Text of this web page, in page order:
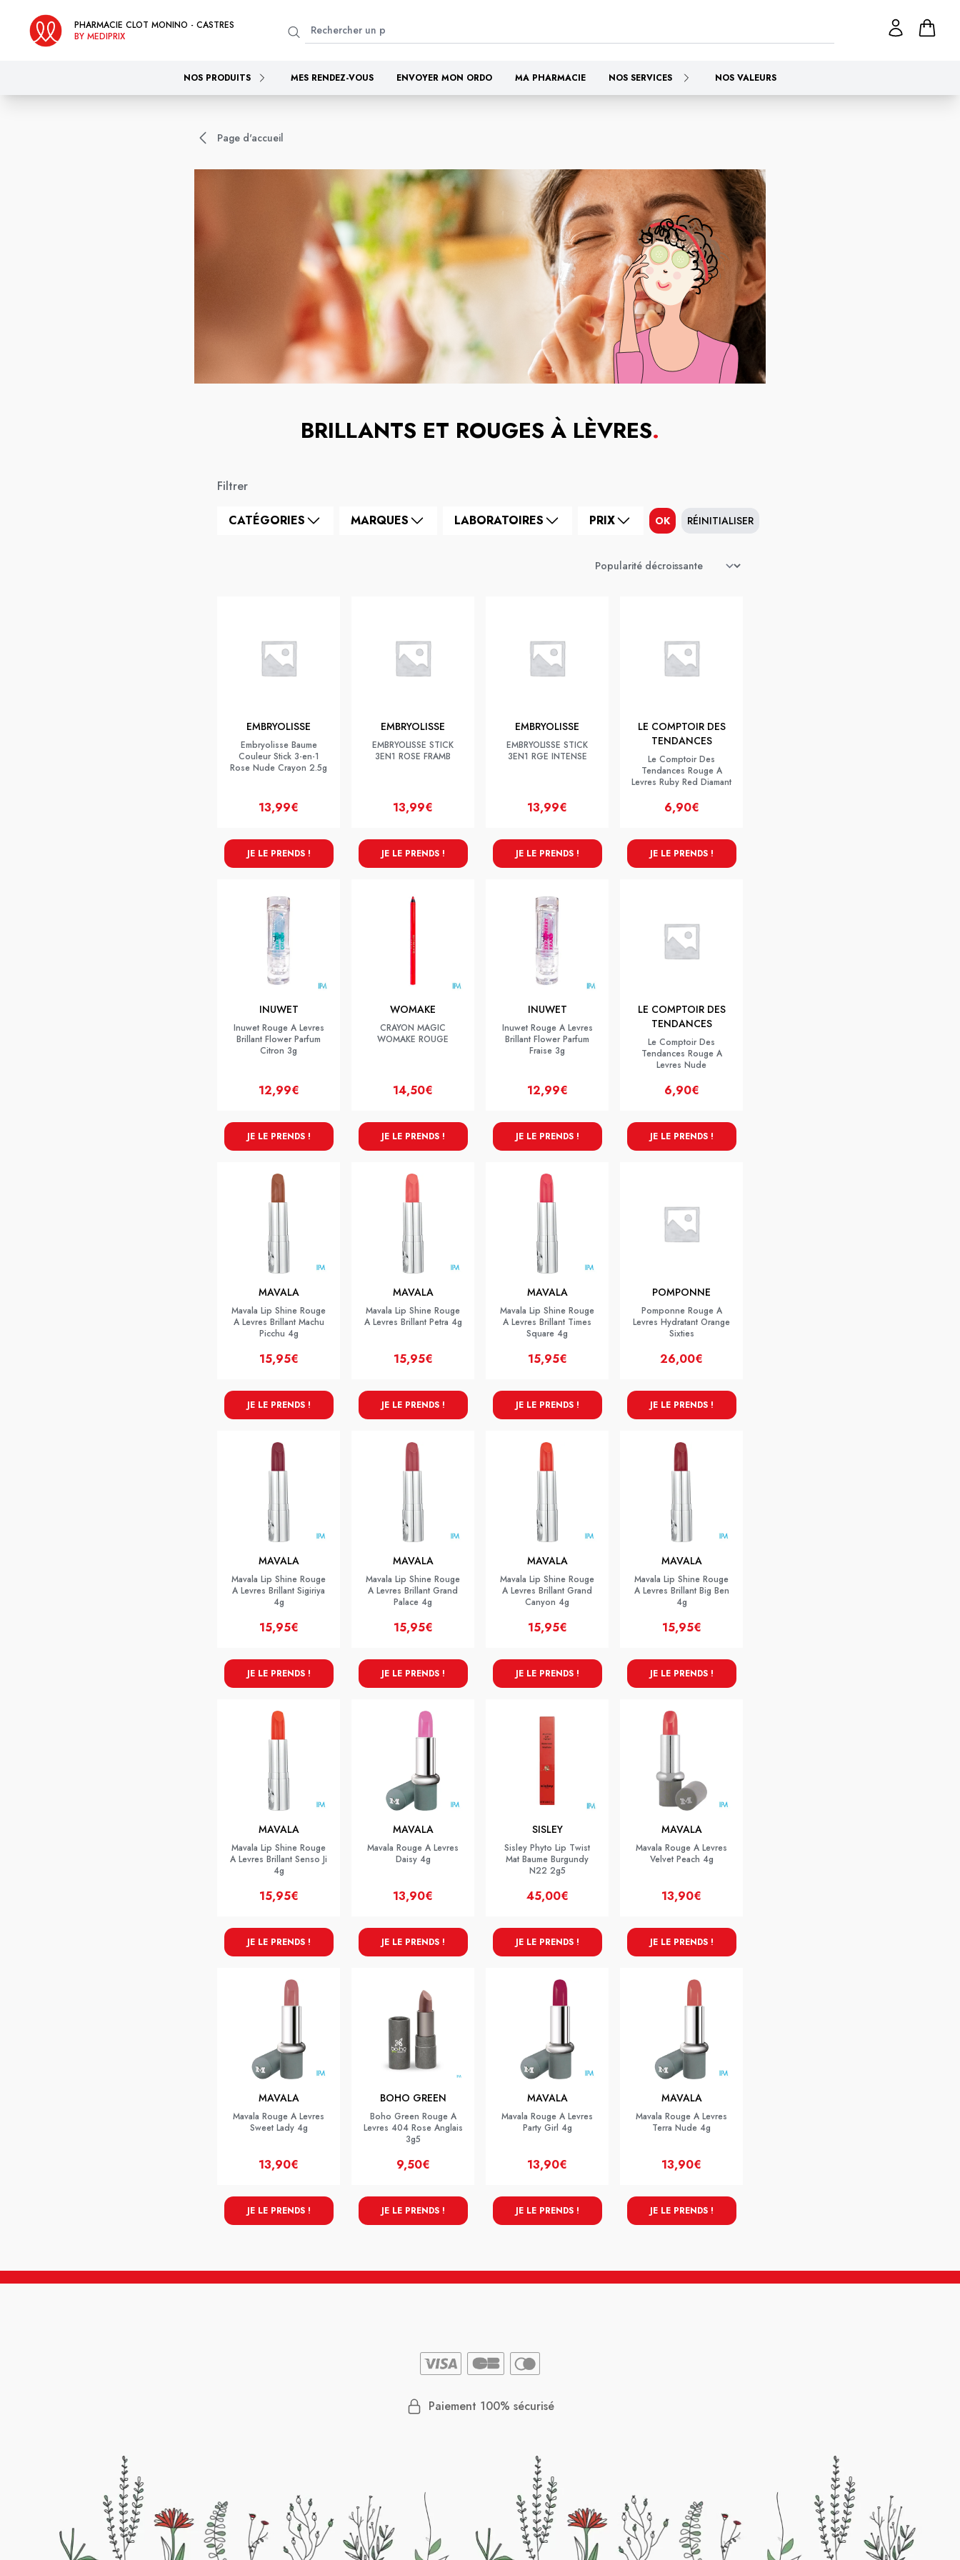
PHARMACIE CLOT MONINO - CASTRES
BY MEDIPRIX
NOS PRODUITS MES RENDEZ-VOUS ENVOYER MON ORDO MA PHARMACIE NOS SERVICES NOS VALEURS
Page d'accueil
BRILLANTS ET ROUGES À LÈVRES.
Filtrer
CATÉGORIES MARQUES LABORATOIRES PRIX OK RÉINITIALISER
EMBRYOLISSE
Embryolisse Baume
Couleur Stick 3-en-1
Rose Nude Crayon 2.5g
13,99€
JE LE PRENDS !
EMBRYOLISSE
EMBRYOLISSE STICK
3EN1 ROSE FRAMB
13,99€
JE LE PRENDS !
EMBRYOLISSE
EMBRYOLISSE STICK
3EN1 RGE INTENSE
13,99€
JE LE PRENDS !
LE COMPTOIR DES
TENDANCES
Le Comptoir Des
Tendances Rouge A
Levres Ruby Red Diamant
6,90€
JE LE PRENDS !
INUWET
Inuwet Rouge A Levres
Brillant Flower Parfum
Citron 3g
12,99€
JE LE PRENDS !
WOMAKE
CRAYON MAGIC
WOMAKE ROUGE
14,50€
JE LE PRENDS !
INUWET
Inuwet Rouge A Levres
Brillant Flower Parfum
Fraise 3g
12,99€
JE LE PRENDS !
LE COMPTOIR DES
TENDANCES
Le Comptoir Des
Tendances Rouge A
Levres Nude
6,90€
JE LE PRENDS !
MAVALA
Mavala Lip Shine Rouge
A Levres Brillant Machu
Picchu 4g
15,95€
JE LE PRENDS !
MAVALA
Mavala Lip Shine Rouge
A Levres Brillant Petra 4g
15,95€
JE LE PRENDS !
MAVALA
Mavala Lip Shine Rouge
A Levres Brillant Times
Square 4g
15,95€
JE LE PRENDS !
POMPONNE
Pomponne Rouge A
Levres Hydratant Orange
Sixties
26,00€
JE LE PRENDS !
MAVALA
Mavala Lip Shine Rouge
A Levres Brillant Sigiriya
4g
15,95€
JE LE PRENDS !
MAVALA
Mavala Lip Shine Rouge
A Levres Brillant Grand
Palace 4g
15,95€
JE LE PRENDS !
MAVALA
Mavala Lip Shine Rouge
A Levres Brillant Grand
Canyon 4g
15,95€
JE LE PRENDS !
MAVALA
Mavala Lip Shine Rouge
A Levres Brillant Big Ben
4g
15,95€
JE LE PRENDS !
MAVALA
Mavala Lip Shine Rouge
A Levres Brillant Senso Ji
4g
15,95€
JE LE PRENDS !
MAVALA
Mavala Rouge A Levres
Daisy 4g
13,90€
JE LE PRENDS !
SISLEY
Sisley Phyto Lip Twist
Mat Baume Burgundy
N22 2g5
45,00€
JE LE PRENDS !
MAVALA
Mavala Rouge A Levres
Velvet Peach 4g
13,90€
JE LE PRENDS !
MAVALA
Mavala Rouge A Levres
Sweet Lady 4g
13,90€
JE LE PRENDS !
BOHO GREEN
Boho Green Rouge A
Levres 404 Rose Anglais
3g5
9,50€
JE LE PRENDS !
MAVALA
Mavala Rouge A Levres
Party Girl 4g
13,90€
JE LE PRENDS !
MAVALA
Mavala Rouge A Levres
Terra Nude 4g
13,90€
JE LE PRENDS !
Paiement 100% sécurisé